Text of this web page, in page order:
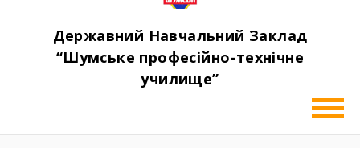
Державний Навчальний Заклад
“Шумське професійно-технічне
училище”